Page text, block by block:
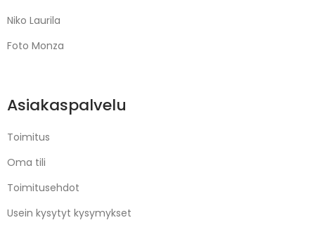
Niko Laurila
Foto Monza
Asiakaspalvelu
Toimitus
Oma tili
Toimitusehdot
Usein kysytyt kysymykset